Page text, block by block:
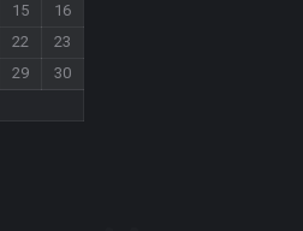
15
16
22
23
29
30